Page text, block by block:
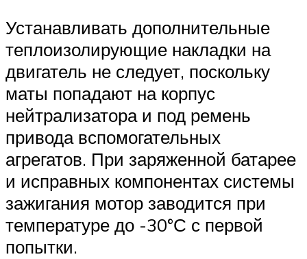
Устанавливать дополнительные
теплоизолирующие накладки на
двигатель не следует, поскольку
маты попадают на корпус
нейтрализатора и под ремень
привода вспомогательных
агрегатов. При заряженной батарее
и исправных компонентах системы
зажигания мотор заводится при
температуре до -30°С с первой
попытки.